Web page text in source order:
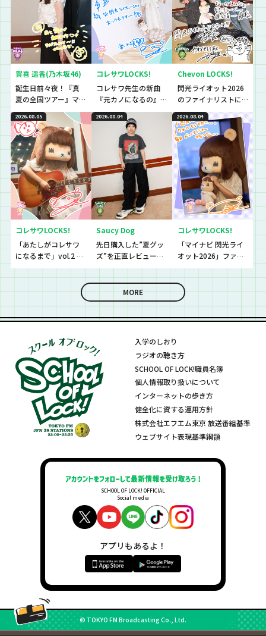
賀喜 遥香(乃木坂46)
誕生日前々夜！『真
夏の全国ツアー』マ
ストアイテムと
は！？
コレサワLOCKS!
コレサワ先生の新曲
『元カノになるの』
初解禁！！！！！
Chevon LOCKS!
閃光ライオット2026
のファイナリストに
思わず「なんであん
な上手いの？！」さ
らに今夜は『セット
リストNo.5』の授
業！
2026.08.05
コレサワLOCKS!
「あたしがコレサワ
になるまで」vol.2 開
催！！
2026.08.04
Saucy Dog
先日購入した”夏グッ
ズ”を正直レビューし
ていきました！
2026.08.04
コレサワLOCKS!
「マイナビ 閃光ライ
オット2026」ファイ
ナリストたちの音源
を聴いていきます！
MORE
入学のしおり
ラジオの聴き方
SCHOOL OF LOCK!職員名簿
個人情報取り扱いについて
インターネットの歩き方
健全化に資する運用方針
株式会社エフエム東京 放送番組基準
ウェブサイト表現基準綱領
SCHOOL OF LOCK! OFFICIAL
Social media
アプリもあるよ！
© TOKYO FM Broadcasting Co., Ltd.